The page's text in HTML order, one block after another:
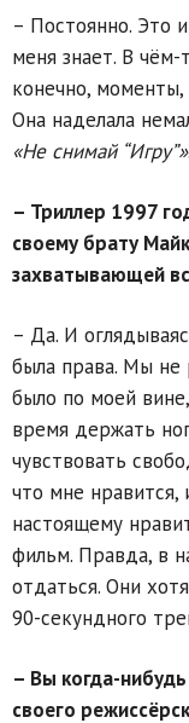
– Постоянно. Это
меня знает. В
конечно,
Она наделала
«Не снимай “Игру”».
– Триллер 1997
своему брату
захватывающей
– Да. И
была права. Мы не
было по моей
время держать
чувствовать
что мне
настоящему
фильм. Правда, в
отдаться. Они
90-секундного
– Вы когда-
своего